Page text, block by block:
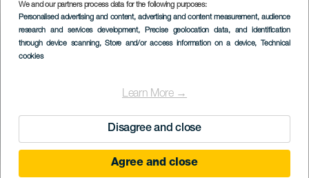
We and our partners process data for the following purposes:
Personalised advertising and content, advertising and content measurement, audience
research and services development, Precise geolocation data, and identification
through device scanning, Store and/or access information on a device, Technical
cookies
Learn More →
Disagree and close
Agree and close
Imagen
Listado